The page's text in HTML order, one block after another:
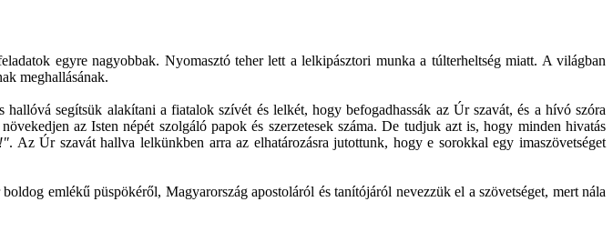
egyre nagyobbak. Nyomasztó teher lett a lelkipásztori munka a túlterheltség miatt. A világban
meghallásának.
segítsük alakítani a fiatalok szívét és lelkét, hogy befogadhassák az Úr szavát, és a hívó szóra
az Isten népét szolgáló papok és szerzetesek száma. De tudjuk azt is, hogy minden hivatás
. Az Úr szavát hallva lelkünkben arra az elhatározásra jutottunk, hogy e sorokkal egy imaszövetséget
emlékű püspökéről, Magyarország apostoláról és tanítójáról nevezzük el a szövetséget, mert nála